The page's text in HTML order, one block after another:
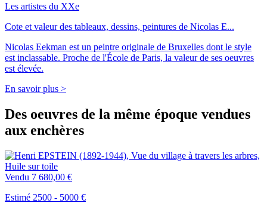
Les artistes du XXe
Cote et valeur des tableaux, dessins, peintures de Nicolas E...
Nicolas Eekman est un peintre originale de Bruxelles dont le style
est inclassable. Proche de l'École de Paris, la valeur de ses oeuvres
est élevée.
En savoir plus >
Des oeuvres de la même époque vendues
aux enchères
Vendu 7 680,00 €
Estimé 2500 - 5000 €